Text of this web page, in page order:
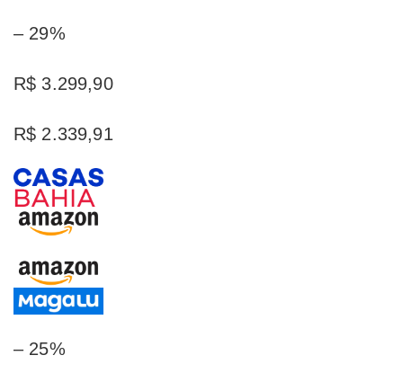
– 29%
R$ 3.299,90
R$ 2.339,91
– 25%